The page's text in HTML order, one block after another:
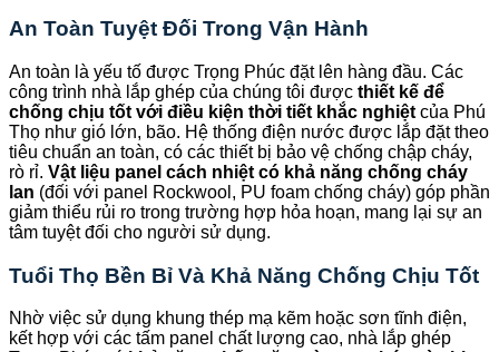
An Toàn Tuyệt Đối Trong Vận Hành
An toàn là yếu tố được Trọng Phúc đặt lên hàng đầu. Các
công trình nhà lắp ghép của chúng tôi được thiết kế để
chống chịu tốt với điều kiện thời tiết khắc nghiệt của Phú
Thọ như gió lớn, bão. Hệ thống điện nước được lắp đặt theo
tiêu chuẩn an toàn, có các thiết bị bảo vệ chống chập cháy,
rò rỉ. Vật liệu panel cách nhiệt có khả năng chống cháy
lan (đối với panel Rockwool, PU foam chống cháy) góp phần
giảm thiểu rủi ro trong trường hợp hỏa hoạn, mang lại sự an
tâm tuyệt đối cho người sử dụng.
Tuổi Thọ Bền Bỉ Và Khả Năng Chống Chịu Tốt
Nhờ việc sử dụng khung thép mạ kẽm hoặc sơn tĩnh điện,
kết hợp với các tấm panel chất lượng cao, nhà lắp ghép